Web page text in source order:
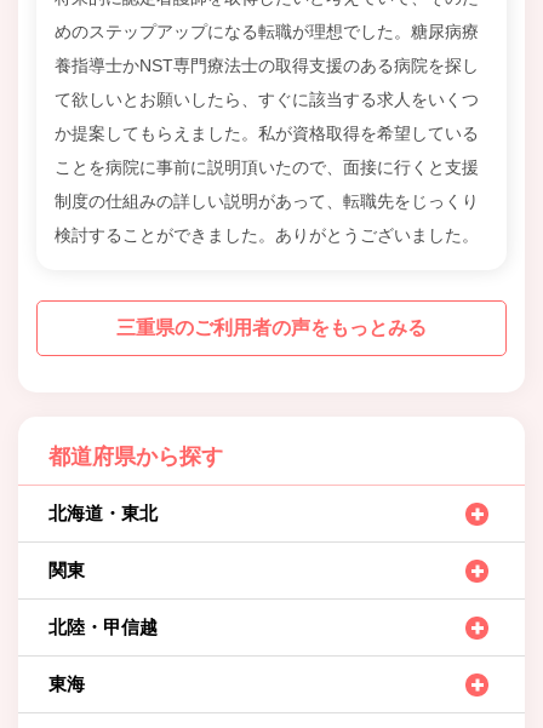
めのステップアップになる転職が理想でした。糖尿病療
養指導士かNST専門療法士の取得支援のある病院を探し
て欲しいとお願いしたら、すぐに該当する求人をいくつ
か提案してもらえました。私が資格取得を希望している
ことを病院に事前に説明頂いたので、面接に行くと支援
制度の仕組みの詳しい説明があって、転職先をじっくり
検討することができました。ありがとうございました。
三重県のご利用者の声をもっとみる
都道府県から探す
北海道・東北
関東
北陸・甲信越
東海